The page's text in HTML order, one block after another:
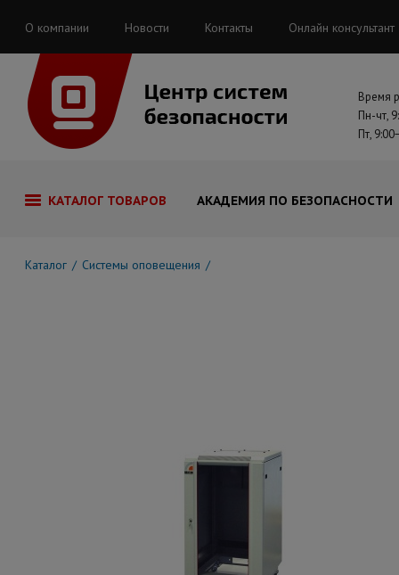
О компании Новости Контакты Онлайн консультант
Время
Пн-чт,
Пт,
КАТАЛОГ ТОВАРОВ АКАДЕМИЯ ПО БЕЗОПАСНОСТИ
Каталог Системы оповещения